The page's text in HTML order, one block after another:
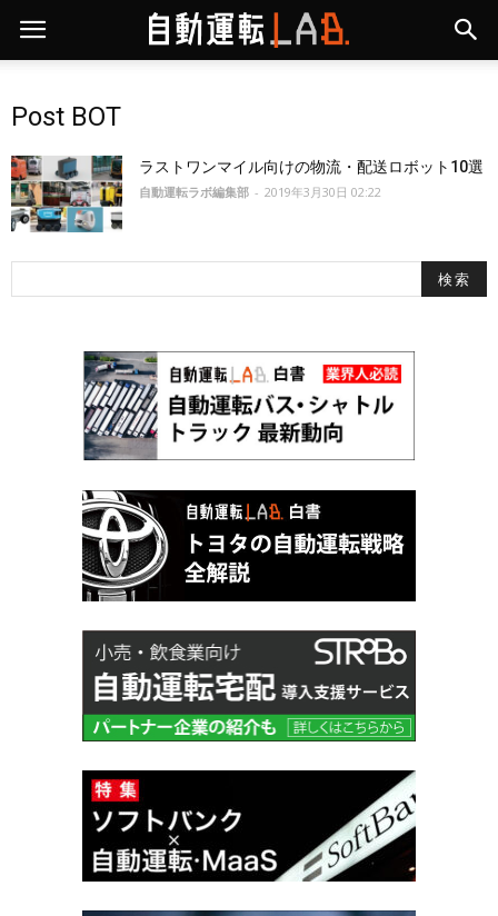
Post BOT
ラストワンマイル向けの物流・配送ロボット10選
自動運転ラボ編集部 - 2019年3月30日 02:22